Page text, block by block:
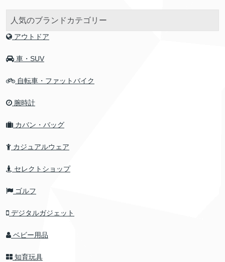
人気のブランドカテゴリー
アウトドア
車・SUV
自転車・ファットバイク
腕時計
カバン・バッグ
カジュアルウェア
セレクトショップ
ゴルフ
デジタルガジェット
ベビー用品
知育玩具